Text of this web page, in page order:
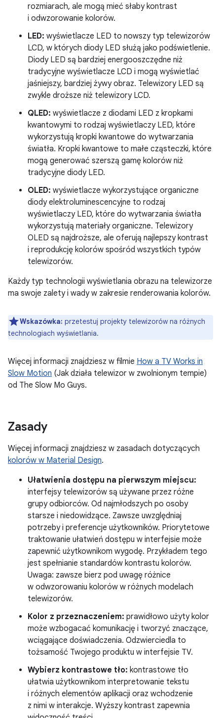
rozmiarach, ale mogą mieć słaby kontrast
i odwzorowanie kolorów.
LED: wyświetlacze LED to nowszy typ telewizorów
LCD, w których diody LED służą jako podświetlenie.
Diody LED są bardziej energooszczędne niż
tradycyjne wyświetlacze LCD i mogą wyświetlać
jaśniejszy, bardziej żywy obraz. Telewizory LED są
zwykle droższe niż telewizory LCD.
QLED: wyświetlacze z diodami LED z kropkami
kwantowymi to rodzaj wyświetlaczy LED, które
wykorzystują kropki kwantowe do wytwarzania
światła. Kropki kwantowe to małe cząsteczki, które
mogą generować szerszą gamę kolorów niż
tradycyjne diody LED.
OLED: wyświetlacze wykorzystujące organiczne
diody elektroluminescencyjne to rodzaj
wyświetlaczy LED, które do wytwarzania światła
wykorzystują materiały organiczne. Telewizory
OLED są najdroższe, ale oferują najlepszy kontrast
i reprodukcję kolorów spośród wszystkich typów
telewizorów.
Każdy typ technologii wyświetlania obrazu na telewizorze
ma swoje zalety i wady w zakresie renderowania kolorów.
Wskazówka: przetestuj projekty telewizorów na różnych
technologiach wyświetlania.
Więcej informacji znajdziesz w filmie How a TV Works in
Slow Motion (Jak działa telewizor w zwolnionym tempie)
od The Slow Mo Guys.
Zasady
Więcej informacji znajdziesz w zasadach dotyczących
kolorów w Material Design.
Ułatwienia dostępu na pierwszym miejscu:
interfejsy telewizorów są używane przez różne
grupy odbiorców. Od najmłodszych po osoby
starsze i niedowidzące. Zawsze uwzględniaj
potrzeby i preferencje użytkowników. Priorytetowe
traktowanie ułatwień dostępu w interfejsie może
zapewnić użytkownikom wygodę. Przykładem tego
jest spełnianie standardów kontrastu kolorów.
Uwaga: zawsze bierz pod uwagę różnice
w odwzorowaniu kolorów w różnych modelach
telewizorów.
Kolor z przeznaczeniem: prawidłowo użyty kolor
może wzbogacać komunikację i tworzyć znaczące,
wciągające doświadczenia. Odzwierciedla to
tożsamość Twojego produktu w interfejsie TV.
Wybierz kontrastowe tło: kontrastowe tło
ułatwia użytkownikom interpretowanie tekstu
i różnych elementów aplikacji oraz wchodzenie
z nimi w interakcje. Wyższy kontrast zapewnia